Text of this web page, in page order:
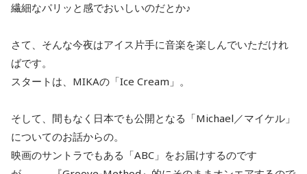
繊細なパリッと感でおいしいのだとか♪
さて、そんな今夜はアイス片手に音楽を楽しんでいただけれ
ばです。
スタートは、MIKAの「Ice Cream」。
そして、間もなく日本でも公開となる「Michael／マイケル」
についてのお話からの。
映画のサントラでもある「ABC」をお届けするのです